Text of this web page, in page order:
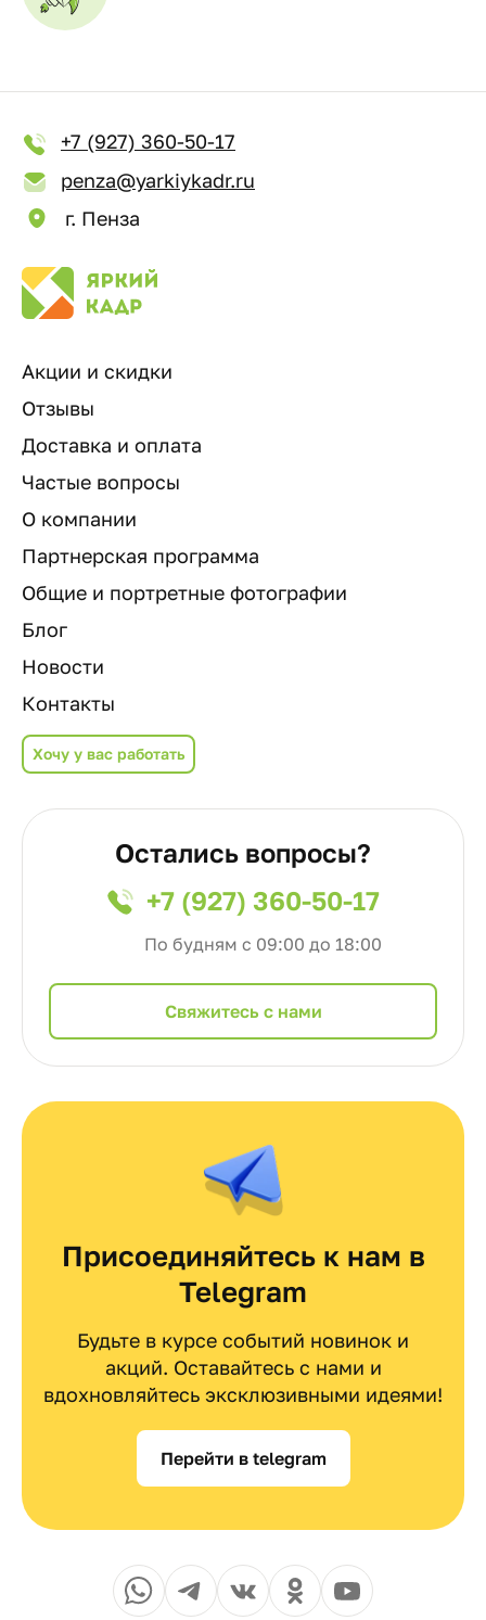
+7 (927) 360-50-17
penza@yarkiykadr.ru
г. Пенза
Акции и скидки
Отзывы
Доставка и оплата
Частые вопросы
О компании
Партнерская программа
Общие и портретные фотографии
Блог
Новости
Контакты
Хочу у вас работать
Остались вопросы?
+7 (927) 360-50-17
По будням с 09:00 до 18:00
Cвяжитесь с нами
Присоединяйтесь к нам в
Telegram
Будьте в курсе событий новинок и
акций. Оставайтесь с нами и
вдохновляйтесь эксклюзивными идеями!
Перейти в telegram